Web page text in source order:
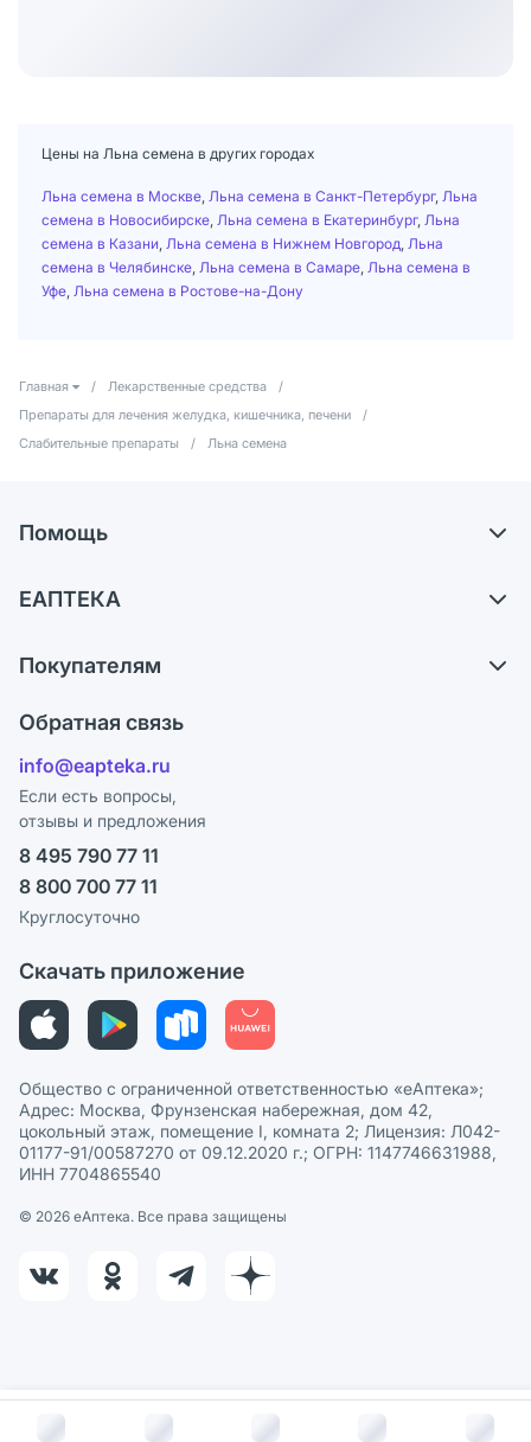
В корзину за
Цены на Льна семена в других городах
Льна семена в Москве Льна семена в Санкт-Петербург, Льна
семена в Новосибирске Льна семена в Екатеринбург, Льна
семена в Казани Льна семена в Нижнем Новгород Льна
семена в Челябинске Льна семена в Самаре Льна семена в
Уфе Льна семена в Ростове-на-Дону
Главная / Лекарственные средства
/
Препараты для лечения желудка, кишечника, печени
/
Слабительные препараты
/ Льна семена
Помощь
Обмен и возврат
Блог
ЕАПТЕКА
Карьера
Поставщики
Лицензия
Реклама на сайте
Ваши товары на ЕАПТЕКЕ
СМИ о нас
Покупателям
Программа СберСпасибо
Политика конфиденциальности
Пользовательское соглашение
Политика рекомендаций
Политика в отношении обработки персональных данных
Обратная связь
info@eapteka.ru
Если есть вопросы,
отзывы и предложения
8 495 790 77 11
8 800 700 77 11
Круглосуточно
Скачать приложение
Общество с ограниченной ответственностью «еАптека»;
Адрес: Москва, Фрунзенская набережная, дом 42,
цокольный этаж, помещение I, комната 2; Лицензия: Л042-
01177-91/00587270 от 09.12.2020 г.; ОГРН: 1147746631988,
ИНН 7704865540
© 2026 eАптека. Все права защищены